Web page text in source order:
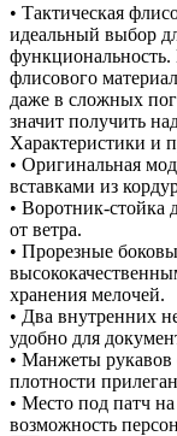
• Тактическая
идеальный выбор
флисового
даже в сложных
значит получить
Характеристики и
• Оригинальная
вставками из
• Воротник-стойка
от ветра.
• Прорезные
хранения мелочей.
• Два внутренних
удобно для
• Манжеты рукавов
плотности
• Место под патч
возможность